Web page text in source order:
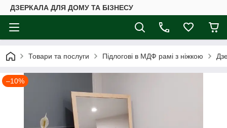
ДЗЕРКАЛА ДЛЯ ДОМУ ТА БІЗНЕСУ
Товари та послуги Підлогові в МДФ рамі з ніжкою
–10%